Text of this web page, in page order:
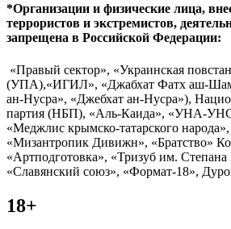
*Организации и физические лица,
террористов и экстремистов,
запрещена в Российской Федерации:
«Правый сектор», «Украинская
(УПА),«ИГИЛ», «Джабхат Фатх аш-
ан-Нусра», «Джебхат ан-Нусра»),
партия (НБП), «Аль-Каида», «УНА-
«Меджлис крымско-татарского
«Мизантропик Дивижн», «Братство»
«Артподготовка», «Тризуб им.
«Славянский союз», «Формат-18»,
18+